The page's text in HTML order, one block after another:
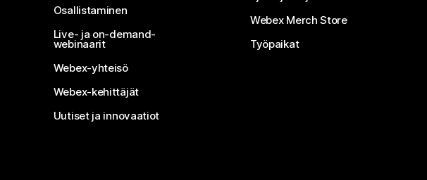
Osallistaminen
Live- ja on-demand-
webinaarit
Webex-yhteisö
Webex-kehittäjät
Uutiset ja innovaatiot
Webex Merch Store
Työpaikat